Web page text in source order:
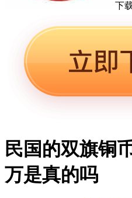
下
民国的双旗铜
万是真的吗